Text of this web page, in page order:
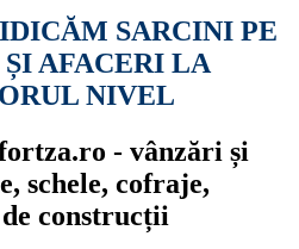
SARCINI PE
AFACERI LA
NIVEL
- vânzări și
schele, cofraje,
construcții